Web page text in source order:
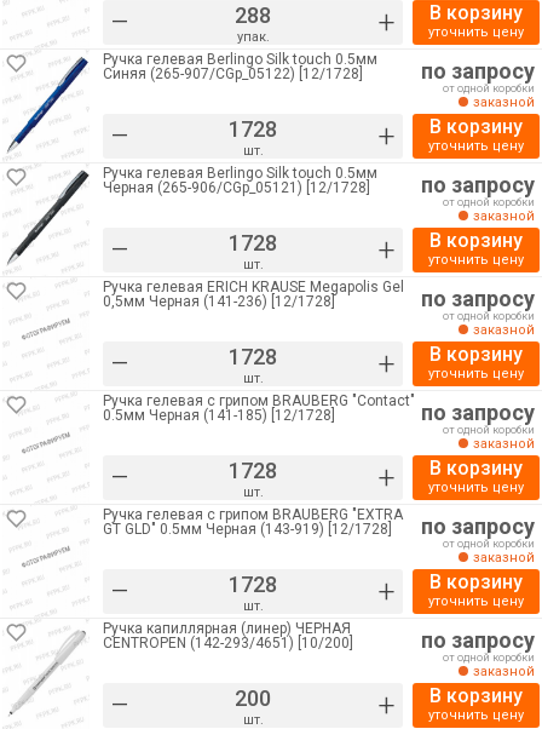
– упак. + В корзину
уточнить цену
Ручка гелевая Berlingo Silk touch 0.5мм
Синяя (265-907/CGp_05122) [12/1728]
– шт. +
по запросу
от одной коробки
заказной
В корзину
уточнить цену
Ручка гелевая Berlingo Silk touch 0.5мм
Черная (265-906/CGp_05121) [12/1728]
– шт. +
по запросу
от одной коробки
заказной
В корзину
уточнить цену
Ручка гелевая ERICH KRAUSE Megapolis Gel
0,5мм Черная (141-236) [12/1728]
– шт. +
по запросу
от одной коробки
заказной
В корзину
уточнить цену
Ручка гелевая с грипом BRAUBERG "Contact"
0.5мм Черная (141-185) [12/1728]
– шт. +
по запросу
от одной коробки
заказной
В корзину
уточнить цену
Ручка гелевая с грипом BRAUBERG "EXTRA
GT GLD" 0.5мм Черная (143-919) [12/1728]
– шт. +
по запросу
от одной коробки
заказной
В корзину
уточнить цену
Ручка капиллярная (линер) ЧЕРНАЯ
CENTROPEN (142-293/4651) [10/200]
– шт. +
по запросу
от одной коробки
заказной
В корзину
уточнить цену